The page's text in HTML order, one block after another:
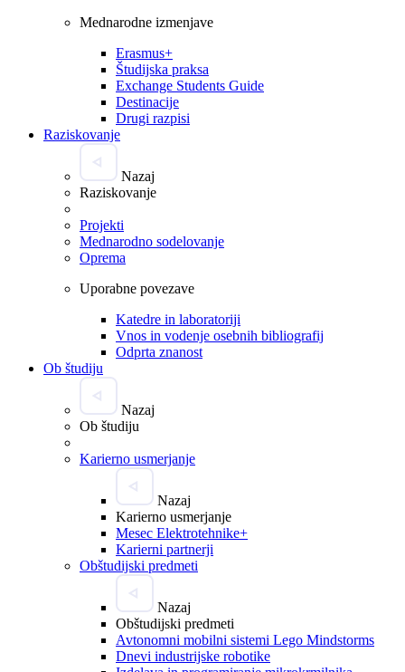
Mednarodne izmenjave
Erasmus+
Študijska praksa
Exchange Students Guide
Destinacije
Drugi razpisi
Raziskovanje
Nazaj
Raziskovanje
Projekti
Mednarodno sodelovanje
Oprema
Uporabne povezave
Katedre in laboratoriji
Vnos in vodenje osebnih bibliografij
Odprta znanost
Ob študiju
Nazaj
Ob študiju
Karierno usmerjanje
Nazaj
Karierno usmerjanje
Mesec Elektrotehnike+
Karierni partnerji
Obštudijski predmeti
Nazaj
Obštudijski predmeti
Avtonomni mobilni sistemi Lego Mindstorms
Dnevi industrijske robotike